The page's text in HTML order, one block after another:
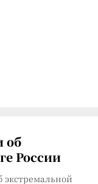
об
России